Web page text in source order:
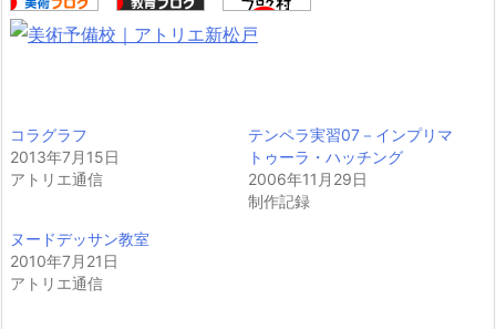
コラグラフ
2013年7月15日
アトリエ通信
テンペラ実習07－インプリマ
トゥーラ・ハッチング
2006年11月29日
制作記録
ヌードデッサン教室
2010年7月21日
アトリエ通信